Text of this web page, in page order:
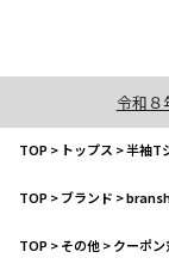
令和８
TOP> トップス >半袖T
TOP>ブランド >
TOP>その他>クーポ